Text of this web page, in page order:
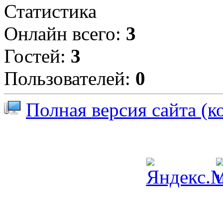
Статистика
Онлайн всего: 3
Гостей: 3
Пользователей: 0
Полная версия сайта